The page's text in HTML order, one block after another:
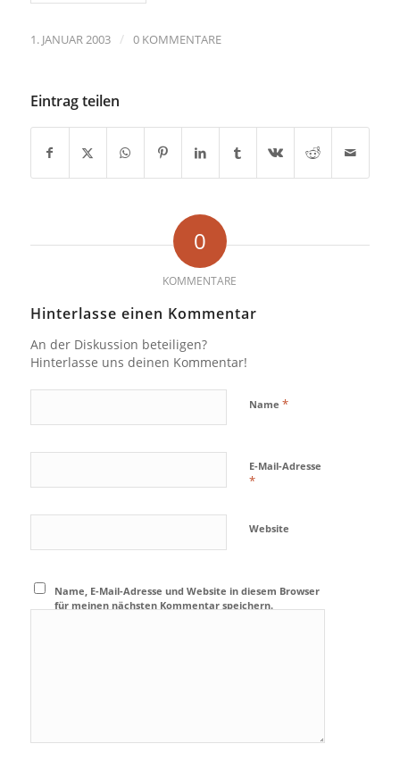
1. JANUAR 2003 / 0 KOMMENTARE
Eintrag teilen
0
KOMMENTARE
Hinterlasse einen Kommentar
An der Diskussion beteiligen?
Hinterlasse uns deinen Kommentar!
Name *
E-Mail-Adresse
*
Website
Name, E-Mail-Adresse und Website in diesem Browser
für meinen nächsten Kommentar speichern.